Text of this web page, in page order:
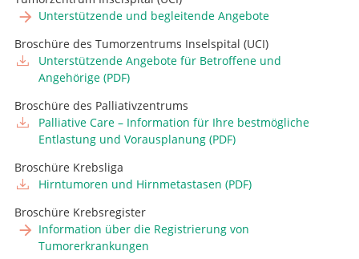
Direktor und Chefarzt
Zum Profil
Zum Profil
Leitende Ärztin, Leiterin Intraoperative Neurophysiologie
Zum Profil
Oberarzt
Oberärztin, Leiterin Kinderneurochirurgie
Zum Profil
Unterstützende und begleitende Angebote
Broschüre des Tumorzentrums Inselspital (UCI)
Unterstützende Angebote für Betroffene und
Angehörige (PDF)
Broschüre des Palliativzentrums
Palliative Care – Information für Ihre bestmögliche
Entlastung und Vorausplanung (PDF)
Broschüre Krebsliga
Hirntumoren und Hirnmetastasen (PDF)
Broschüre Krebsregister
Information über die Registrierung von
Tumorerkrankungen